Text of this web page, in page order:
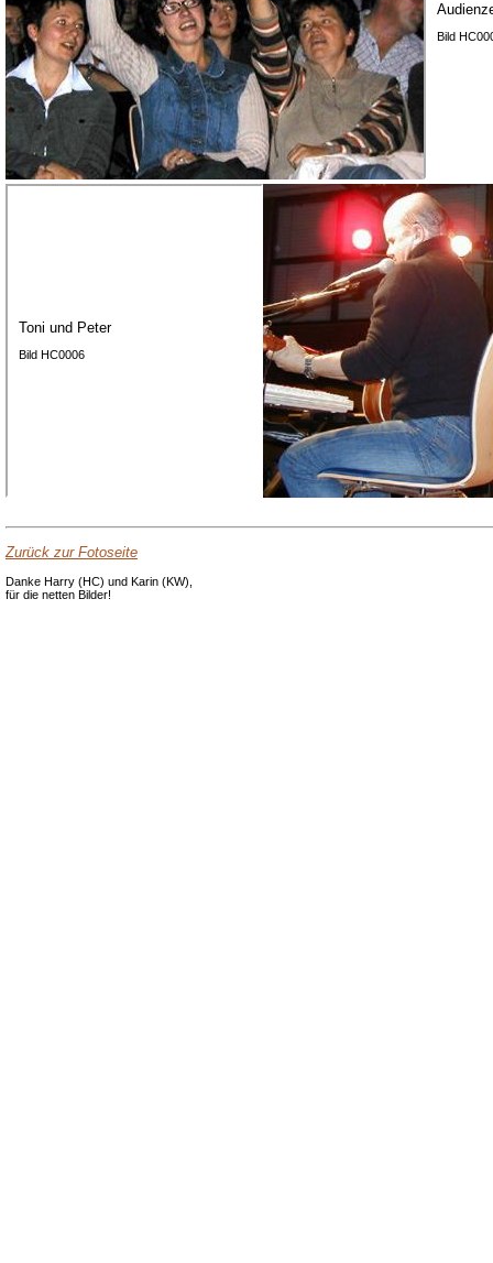
Bild
Toni und Peter
Bild HC0006
Zurück zur Fotoseite
Danke Harry (HC) und Karin (KW),
für die netten Bilder!